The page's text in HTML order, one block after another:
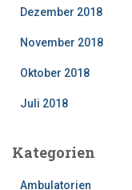
Dezember 2018
November 2018
Oktober 2018
Juli 2018
Kategorien
Ambulatorien